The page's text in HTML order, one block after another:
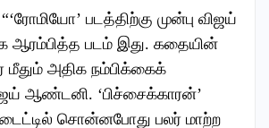
படத்திற்கு முன்பு விஜய்
ஆரம்பித்த படம் இது. கதையின்
மீதும் அதிக நம்பிக்கைக்
ஆண்டனி. ‘பிச்சைக்காரன்’
சொன்னபோது பலர் மாற்ற